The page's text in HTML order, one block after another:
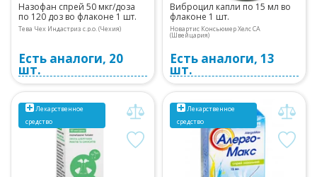
Назофан спрей 50 мкг/доза
по 120 доз во флаконе 1 шт.
Тева Чех Индастриз с.р.о. (Чехия)
Есть аналоги, 20
шт.
Виброцил капли по 15 мл во
флаконе 1 шт.
Новартис Консьюмер Хелс СА
(Швейцария)
Есть аналоги, 13
шт.
Лекарственное
средство
Лекарственное
средство